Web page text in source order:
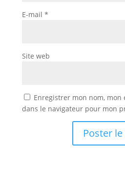
E-mail *
Site web
Enregistrer mon nom, mon
dans le navigateur pour mon